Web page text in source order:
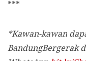
***
*Kawan-kawan
BandungBergerak